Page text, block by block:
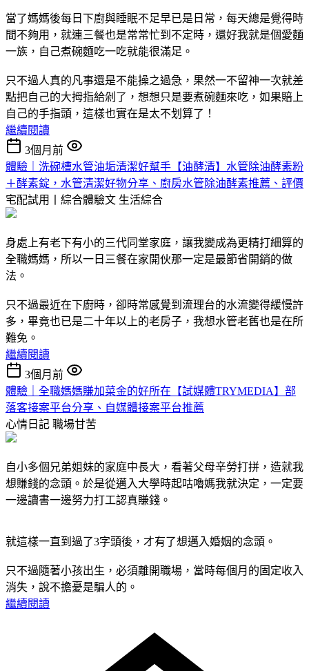
當了媽媽後每日下廚與睡眠不足早已是日常，每天總是覺得時
間不夠用，就連三餐也是常常忙到不定時，還好我就是個愛麵
一族，自己煮碗麵吃一吃就能很滿足。
只不過人真的凡事還是不能操之過急，果然一不留神一次就差
點把自己的大拇指給剁了，想想只是要煮碗麵來吃，如果賠上
自己的手指頭，這樣也實在是太不划算了！
繼續閱讀
3個月前
體驗｜洗碗槽水管油垢清潔好幫手【油酵清】水管除油酵素粉
＋酵素錠，水管清潔好物分享、廚房水管除油酵素推薦、評價
宅配試用丨綜合體驗文 生活綜合
身處上有老下有小的三代同堂家庭，讓我變成為更精打細算的
全職媽媽，所以一日三餐在家開伙那一定是最節省開銷的做
法。
只不過最近在下廚時，卻時常感覺到流理台的水流變得緩慢許
多，畢竟也已是二十年以上的老房子，我想水管老舊也是在所
難免。
繼續閱讀
3個月前
體驗｜全職媽媽賺加菜金的好所在【試媒體TRYMEDIA】部
落客接案平台分享、自媒體接案平台推薦
心情日記 職場甘苦
自小多個兄弟姐妹的家庭中長大，看著父母辛勞打拼，造就我
想賺錢的念頭。於是從邁入大學時起咕嚕媽我就決定，一定要
一邊讀書一邊努力打工認真賺錢。
就這樣一直到過了3字頭後，才有了想邁入婚姻的念頭。
只不過隨著小孩出生，必須離開職場，當時每個月的固定收入
消失，說不擔憂是騙人的。
繼續閱讀